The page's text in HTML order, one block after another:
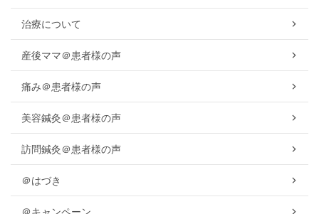
治療について
産後ママ＠患者様の声
痛み＠患者様の声
美容鍼灸＠患者様の声
訪問鍼灸＠患者様の声
＠はづき